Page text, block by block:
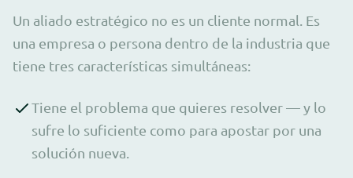
Un aliado estratégico no es un cliente normal. Es
una empresa o persona dentro de la industria que
tiene tres características simultáneas:
Tiene el problema que quieres resolver — y lo
sufre lo suficiente como para apostar por una
solución nueva.